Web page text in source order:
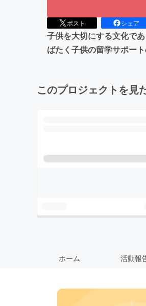
ポスト シェア
子供を大切にする文化で
ばたく子供の留学サポー
このプロジェクトを見
ホーム 活動報